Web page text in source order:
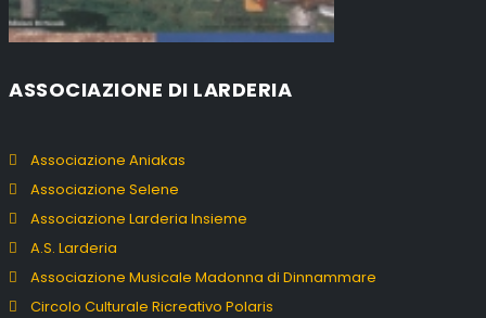
ASSOCIAZIONE DI LARDERIA
Associazione Aniakas
Associazione Selene
Associazione Larderia Insieme
A.S. Larderia
Associazione Musicale Madonna di Dinnammare
Circolo Culturale Ricreativo Polaris